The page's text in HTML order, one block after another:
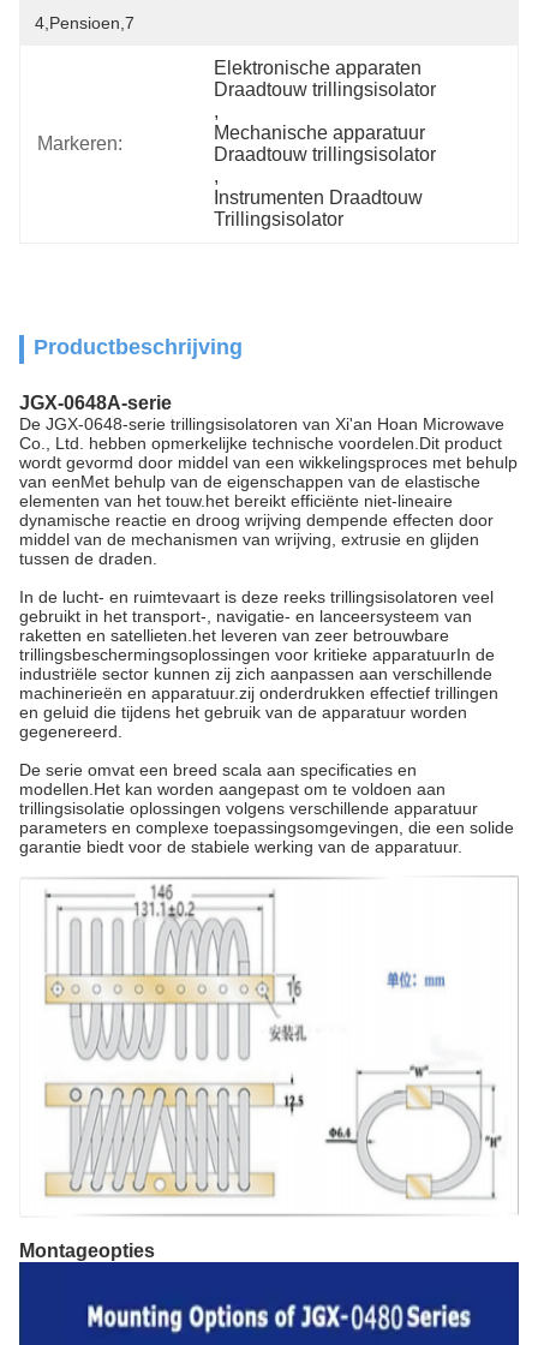
4,pensioen,7
Markeren:
Elektronische apparaten
Draadtouw trillingsisolator
,
Mechanische apparatuur
Draadtouw trillingsisolator
,
Instrumenten Draadtouw
Trillingsisolator
Productbeschrijving
JGX-0648A-serie
De JGX-0648-serie trillingsisolatoren van Xi'an Hoan Microwave
Co., Ltd. hebben opmerkelijke technische voordelen.Dit product
wordt gevormd door middel van een wikkelingsproces met behulp
van eenMet behulp van de eigenschappen van de elastische
elementen van het touw.het bereikt efficiënte niet-lineaire
dynamische reactie en droog wrijving dempende effecten door
middel van de mechanismen van wrijving, extrusie en glijden
tussen de draden.
In de lucht- en ruimtevaart is deze reeks trillingsisolatoren veel
gebruikt in het transport-, navigatie- en lanceersysteem van
raketten en satellieten.het leveren van zeer betrouwbare
trillingsbeschermingsoplossingen voor kritieke apparatuurIn de
industriële sector kunnen zij zich aanpassen aan verschillende
machinerieën en apparatuur.zij onderdrukken effectief trillingen
en geluid die tijdens het gebruik van de apparatuur worden
gegenereerd.
De serie omvat een breed scala aan specificaties en
modellen.Het kan worden aangepast om te voldoen aan
trillingsisolatie oplossingen volgens verschillende apparatuur
parameters en complexe toepassingsomgevingen, die een solide
garantie biedt voor de stabiele werking van de apparatuur.
Montageopties